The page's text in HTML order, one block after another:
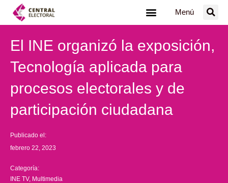
Menú
El INE organizó la exposición,
Tecnología aplicada para
procesos electorales y de
participación ciudadana
Publicado el:
febrero 22, 2023
Categoría:
INE TV, Multimedia